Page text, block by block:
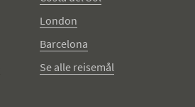
London
Barcelona
Se alle reisemål